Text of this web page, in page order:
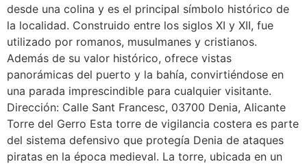
desde una colina y es el principal símbolo histórico de
la localidad. Construido entre los siglos XI y XII, fue
utilizado por romanos, musulmanes y cristianos.
Además de su valor histórico, ofrece vistas
panorámicas del puerto y la bahía, convirtiéndose en
una parada imprescindible para cualquier visitante.
Dirección: Calle Sant Francesc, 03700 Denia, Alicante
Torre del Gerro Esta torre de vigilancia costera es parte
del sistema defensivo que protegía Denia de ataques
piratas en la época medieval. La torre, ubicada en un